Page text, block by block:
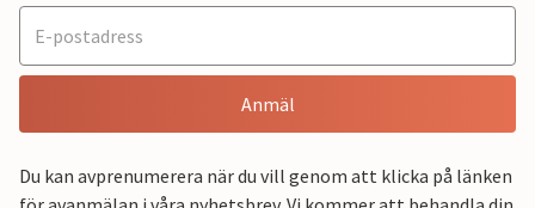
Anmäl
Du kan avprenumerera när du vill genom att klicka på länken